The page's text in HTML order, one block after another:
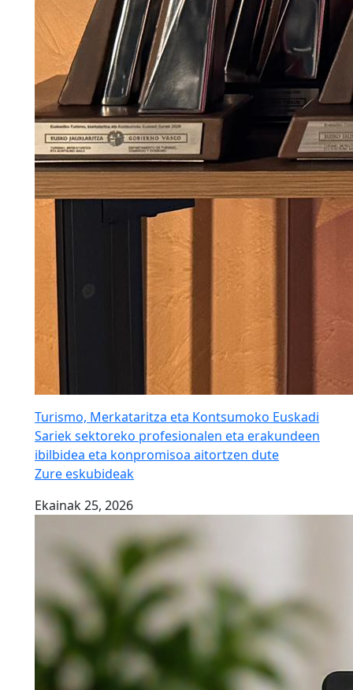
Turismo, Merkataritza eta Kontsumoko Euskadi
Sariek sektoreko profesionalen eta erakundeen
ibilbidea eta konpromisoa aitortzen dute
Zure eskubideak
Ekainak 25, 2026